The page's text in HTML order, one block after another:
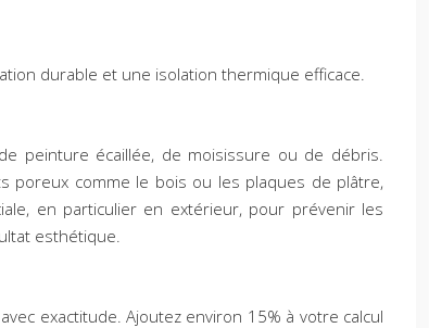
durable et une isolation thermique efficace.
peinture écaillée, de moisissure ou de débris.
poreux comme le bois ou les plaques de plâtre,
en particulier en extérieur, pour prévenir les
esthétique.
exactitude. Ajoutez environ 15% à votre calcul